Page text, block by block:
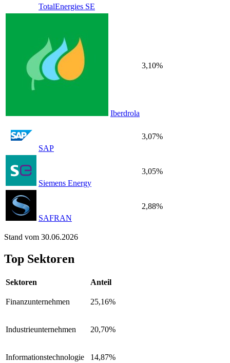
TotalEnergies SE
Iberdrola
3,10%
SAP
3,07%
Siemens Energy
3,05%
SAFRAN
2,88%
Stand vom 30.06.2026
Top Sektoren
Sektoren Anteil
Finanzunternehmen 25,16%
Industrieunternehmen 20,70%
Informationstechnologie 14,87%